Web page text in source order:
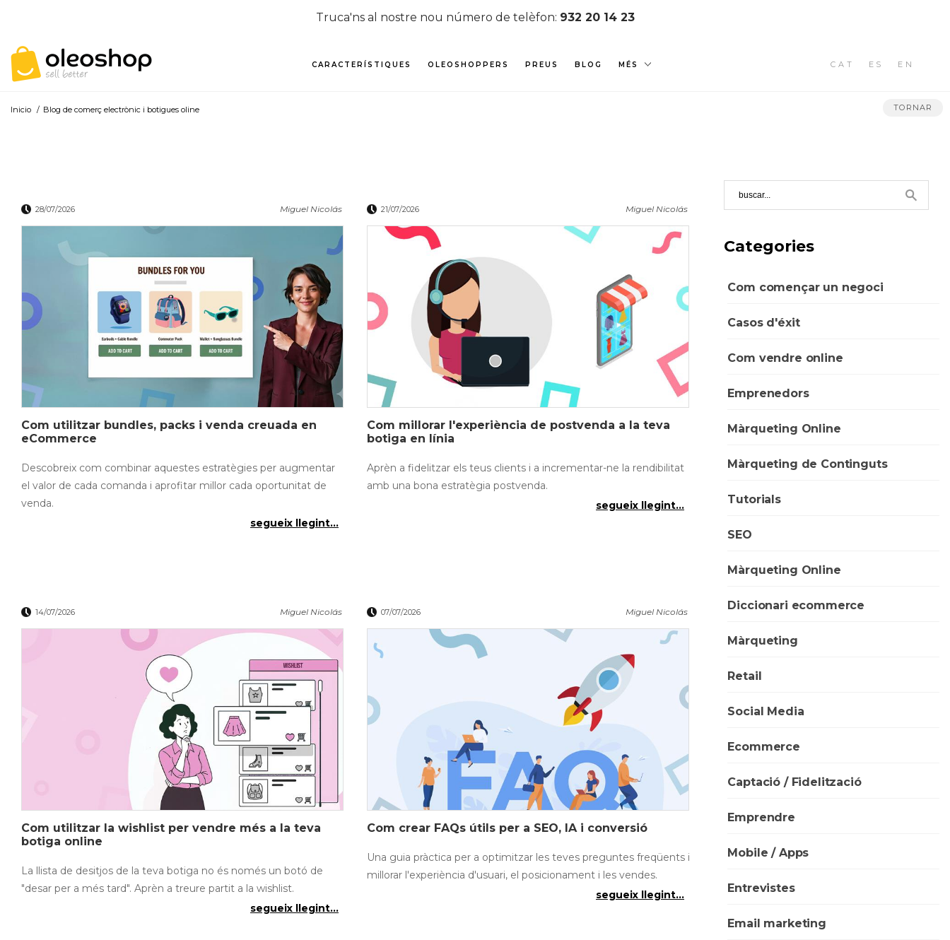
Truca'ns al nostre nou número de telèfon: 932 20 14 23
CAT ES EN
CARACTERÍSTIQUES OLEOSHOPPERS PREUS BLOG MÉS
Inicio / Blog de comerç electrònic i botigues oline TORNAR
28/07/2026 Miguel Nicolás
Com utilitzar bundles, packs i venda creuada en
eCommerce
Descobreix com combinar aquestes estratègies per augmentar
el valor de cada comanda i aprofitar millor cada oportunitat de
venda.
segueix llegint...
21/07/2026 Miguel Nicolás
Com millorar l'experiència de postvenda a la teva
botiga en línia
Aprèn a fidelitzar els teus clients i a incrementar-ne la rendibilitat
amb una bona estratègia postvenda.
segueix llegint...
14/07/2026 Miguel Nicolás
Com utilitzar la wishlist per vendre més a la teva
botiga online
La llista de desitjos de la teva botiga no és només un botó de
"desar per a més tard". Aprèn a treure partit a la wishlist.
segueix llegint...
07/07/2026 Miguel Nicolás
Com crear FAQs útils per a SEO, IA i conversió
Una guia pràctica per a optimitzar les teves preguntes freqüents i
millorar l'experiència d'usuari, el posicionament i les vendes.
segueix llegint...
Categories
Com començar un negoci
Casos d'éxit
Com vendre online
Emprenedors
Màrqueting Online
Màrqueting de Continguts
Tutorials
SEO
Màrqueting Online
Diccionari ecommerce
Màrqueting
Retail
Social Media
Ecommerce
Captació / Fidelització
Emprendre
Mobile / Apps
Entrevistes
Email marketing